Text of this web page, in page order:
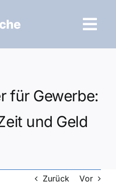
für Gewerbe:
und Geld
Zurück Vor